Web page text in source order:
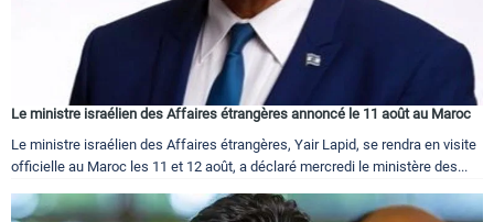
Le ministre israélien des Affaires étrangères annoncé le 11 août au Maroc
Le ministre israélien des Affaires étrangères, Yair Lapid, se rendra en visite
officielle au Maroc les 11 et 12 août, a déclaré mercredi le ministère des...